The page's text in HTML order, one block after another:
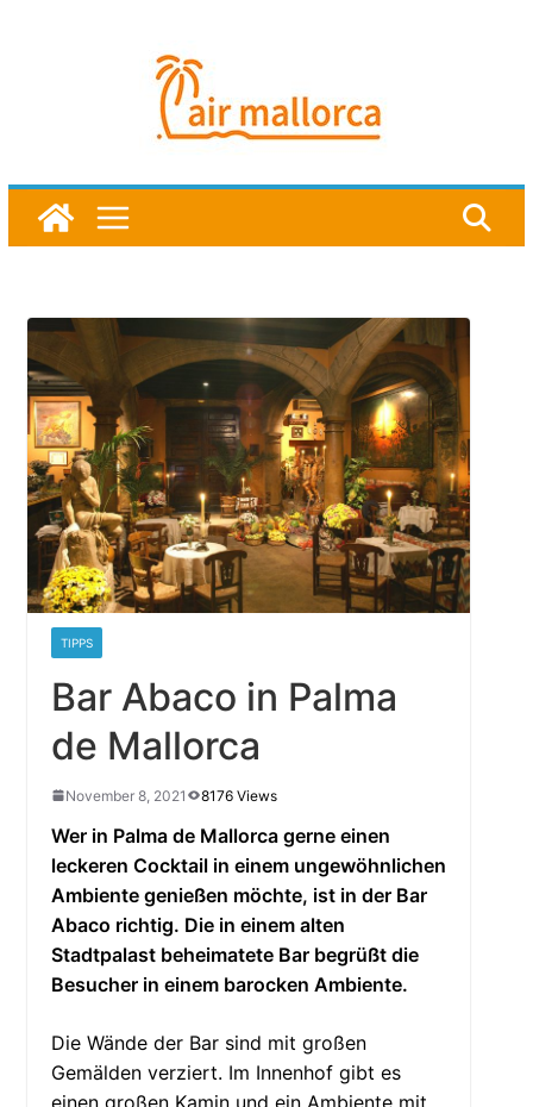
TIPPS
Bar Abaco in Palma
de Mallorca
November 8, 2021 8176 Views
Wer in Palma de Mallorca gerne einen
leckeren Cocktail in einem ungewöhnlichen
Ambiente genießen möchte, ist in der Bar
Abaco richtig. Die in einem alten
Stadtpalast beheimatete Bar begrüßt die
Besucher in einem barocken Ambiente.
Die Wände der Bar sind mit großen
Gemälden verziert. Im Innenhof gibt es
einen großen Kamin und ein Ambiente mit